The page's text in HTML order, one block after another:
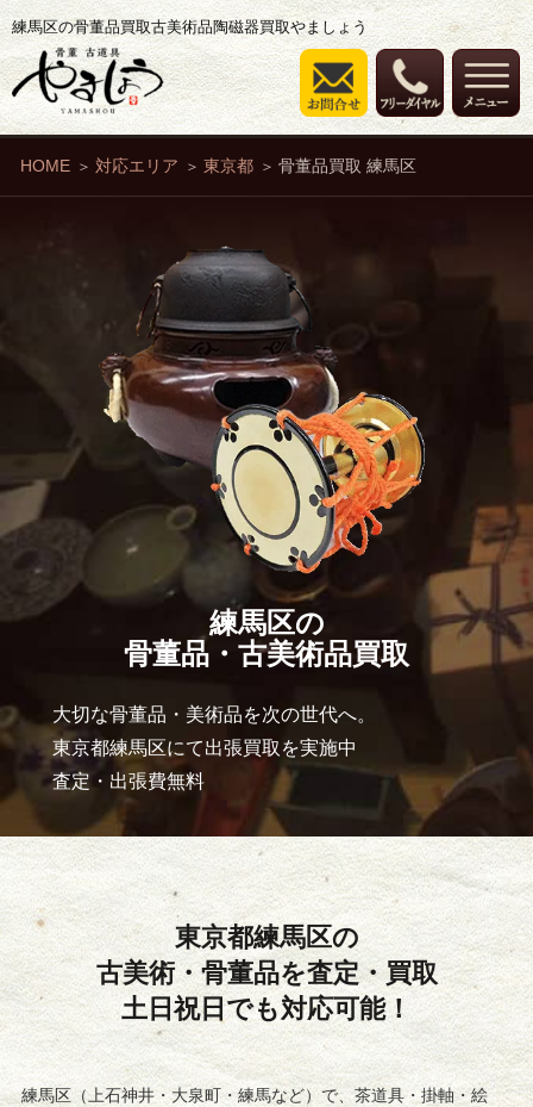
練馬区の骨董品買取古美術品陶磁器買取やましょう
HOME 対応エリア 東京都 骨董品買取 練馬区
練馬区の
骨董品・古美術品買取
大切な骨董品・美術品を次の世代へ。
東京都練馬区にて出張買取を実施中
査定・出張費無料
東京都練馬区の
古美術・骨董品を査定・買取
土日祝日でも対応可能！
練馬区（上石神井・大泉町・練馬など）で、茶道具・掛軸・絵